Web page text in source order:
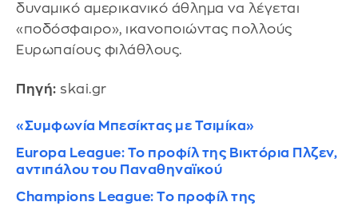
δυναμικό αμερικανικό άθλημα να λέγεται
«ποδόσφαιρο», ικανοποιώντας πολλούς
Ευρωπαίους φιλάθλους.
Πηγή: skai.gr
«Συμφωνία Μπεσίκτας με Τσιμίκα»
Europa League: Το προφίλ της Βικτόρια Πλζεν,
αντιπάλου του Παναθηναϊκού
Champions League: Το προφίλ της